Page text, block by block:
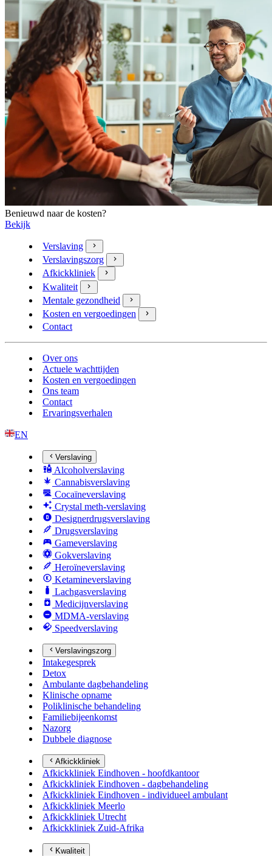
Benieuwd naar de kosten?
Bekijk
Verslaving
Verslavingszorg
Afkickkliniek
Kwaliteit
Mentale gezondheid
Kosten en vergoedingen
Contact
Over ons
Actuele wachttijden
Kosten en vergoedingen
Ons team
Contact
Ervaringsverhalen
EN
Verslaving
Alcoholverslaving
Cannabisverslaving
Cocaïneverslaving
Crystal meth-verslaving
Designerdrugsverslaving
Drugsverslaving
Gameverslaving
Gokverslaving
Heroïneverslaving
Ketamineverslaving
Lachgasverslaving
Medicijnverslaving
MDMA-verslaving
Speedverslaving
Verslavingszorg
Intakegesprek
Detox
Ambulante dagbehandeling
Klinische opname
Poliklinische behandeling
Familiebijeenkomst
Nazorg
Dubbele diagnose
Afkickkliniek
Afkickkliniek Eindhoven - hoofdkantoor
Afkickkliniek Eindhoven - dagbehandeling
Afkickkliniek Eindhoven - individueel ambulant
Afkickkliniek Meerlo
Afkickkliniek Utrecht
Afkickkliniek Zuid-Afrika
Kwaliteit